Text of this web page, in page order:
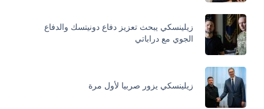
زيلينسكي يبحث تعزيز دفاع دونيتسك والدفاع
الجوي مع دراباتي
زيلينسكي يزور صربيا لأول مرة